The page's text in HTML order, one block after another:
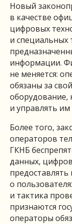
Новый
в качестве
цифровых
и специальных
информации.
не меняется:
обязаны за
оборудование,
и управлять
Более того,
операторов
ГКНБ
данных,
о
и тактика
признаются
операторы